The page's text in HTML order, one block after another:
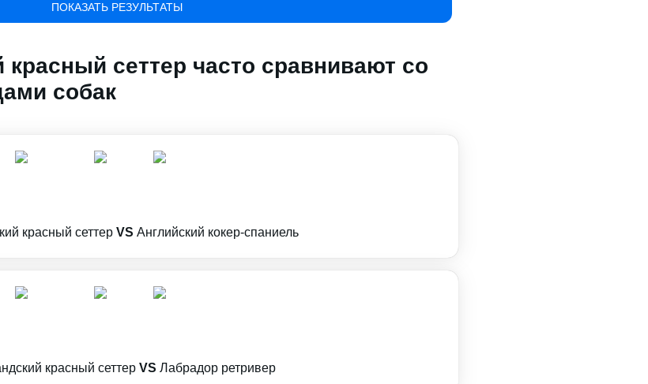
ПОКАЗАТЬ РЕЗУЛЬТАТЫ
сеттер часто сравнивают со
собак
красный сеттер VS Английский кокер-спаниель
красный сеттер VS Лабрадор ретривер